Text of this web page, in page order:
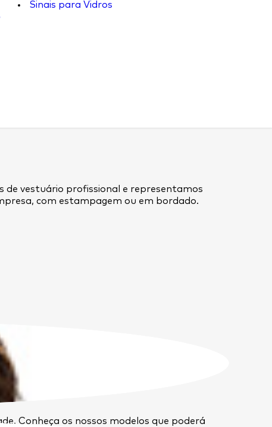
Sinais para Vidros
de vestuário profissional e representamos
com estampagem ou em bordado.
Conheça os nossos modelos que poderá